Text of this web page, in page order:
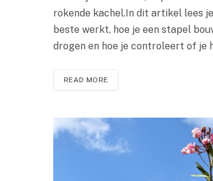
rokende kachel.In dit artikel lees
beste werkt, hoe je een stapel
drogen en hoe je controleert of je
READ MORE